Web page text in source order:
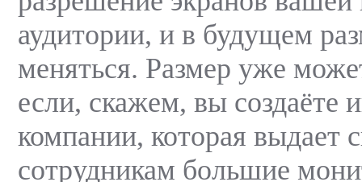
аудитории, и в будущем
меняться. Размер уже
если, скажем, вы создаёте
компании, которая выдает
сотрудникам большие